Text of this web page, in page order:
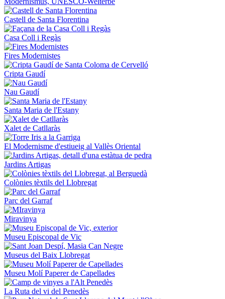
Castell de Santa Florentina
Casa Coll i Regàs
Fires Modernistes
Cripta Gaudí
Nau Gaudí
Santa Maria de l'Estany
Xalet de Catllaràs
El Modernisme d'estiueig al Vallès Oriental
Jardins Artigas
Colònies tèxtils del Llobregat
Parc del Garraf
Miravinya
Museu Episcopal de Vic
Museus del Baix Llobregat
Museu Molí Paperer de Capellades
La Ruta del vi del Penedès